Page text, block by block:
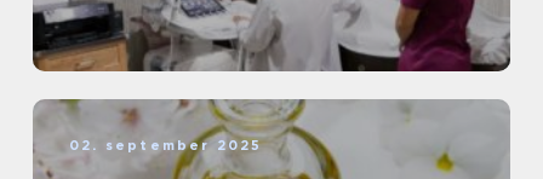
02. september 2025